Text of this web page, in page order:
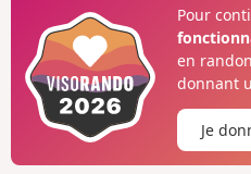
clocher de granit de l'Église de
Chapelle de la Bastide.
Pour
en
donnant
Je